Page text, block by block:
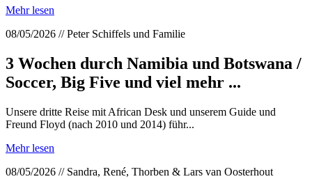
Mehr lesen
08/05/2026 // Peter Schiffels und Familie
3 Wochen durch Namibia und Botswana /
Soccer, Big Five und viel mehr ...
Unsere dritte Reise mit African Desk und unserem Guide und
Freund Floyd (nach 2010 und 2014) führ...
Mehr lesen
08/05/2026 // Sandra, René, Thorben & Lars van Oosterhout